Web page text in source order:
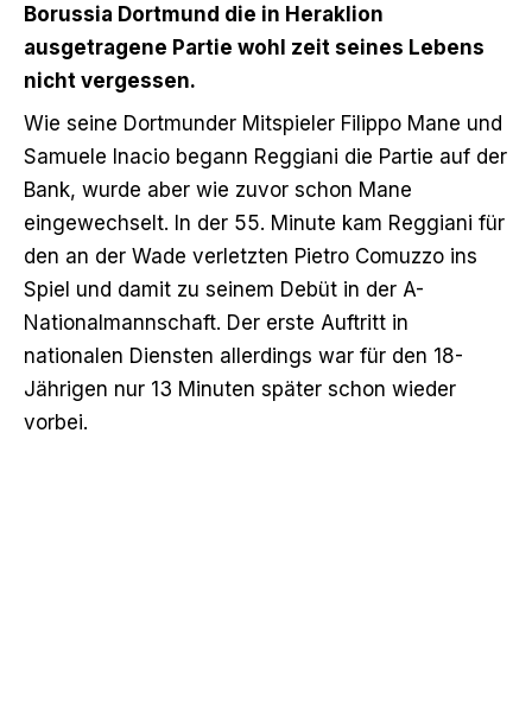
Borussia Dortmund die in Heraklion
ausgetragene Partie wohl zeit seines Lebens
nicht vergessen.
Wie seine Dortmunder Mitspieler Filippo Mane und
Samuele Inacio begann Reggiani die Partie auf der
Bank, wurde aber wie zuvor schon Mane
eingewechselt. In der 55. Minute kam Reggiani für
den an der Wade verletzten Pietro Comuzzo ins
Spiel und damit zu seinem Debüt in der A-
Nationalmannschaft. Der erste Auftritt in
nationalen Diensten allerdings war für den 18-
Jährigen nur 13 Minuten später schon wieder
vorbei.